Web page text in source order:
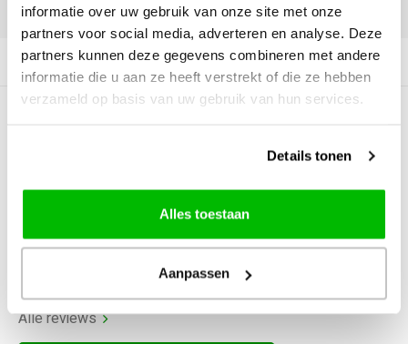
informatie over uw gebruik van onze site met onze
partners voor social media, adverteren en analyse. Deze
partners kunnen deze gegevens combineren met andere
informatie die u aan ze heeft verstrekt of die ze hebben
verzameld op basis van uw gebruik van hun services.
Details tonen
Alles toestaan
Aanpassen
DELEN:
Productomschrijving
Alle reviews